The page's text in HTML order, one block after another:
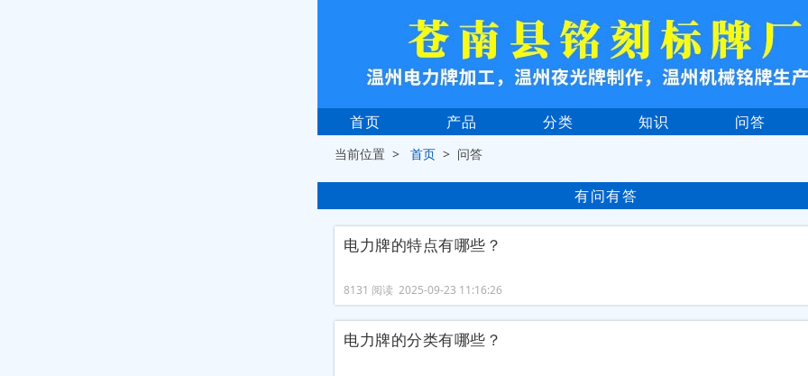
首页 产品 分类 知识 问答
当前位置 >首页 > 问答
有问有答
电力牌的特点有哪些？
8131 阅读 2025-09-23 11:16:26
电力牌的分类有哪些？